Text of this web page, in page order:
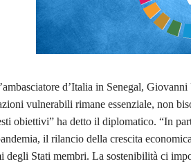
d’Italia in Senegal,
vulnerabili rimane essenziale, non
obiettivi” ha detto il diplomatico. “In
il rilancio della crescita
degli Stati membri. La sostenibilità ci